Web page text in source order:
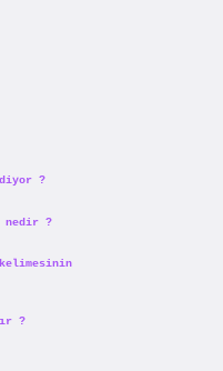
?
nedir ?
?